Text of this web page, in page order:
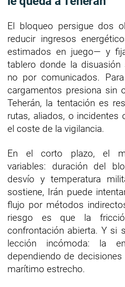
El bloqueo persigue dos
reducir ingresos
estimados en juego— y
tablero donde la
no por comunicados.
cargamentos presiona sin
Teherán, la tentación es
rutas, aliados, o incidentes
el coste de la vigilancia.
En el corto plazo, el
variables: duración del
desvío y temperatura
sostiene, Irán puede
flujo por métodos
riesgo es que la
confrontación abierta. Y si
lección incómoda: la
dependiendo de
marítimo estrecho.